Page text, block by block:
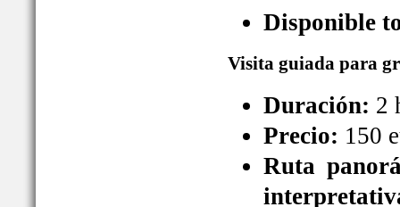
Disponible
Visita guiada para
Duración: 2
Precio: 150
Ruta